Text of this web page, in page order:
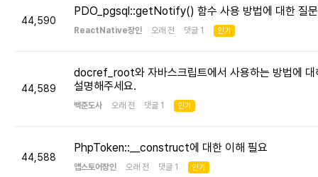
44,590
PDO_pgsql::getNotify() 함수 사용 방법에 대한 질문
ReactNative장인 오래 전 댓글 1 인기
44,589
docref_root와 자바스크립트에서 사용하는 방법에 대
설명해주세요.
백준도사 오래 전 댓글 1 인기
44,588
PhpToken::__construct에 대한 이해 필요
앱스토어장인 오래 전 댓글 1 인기